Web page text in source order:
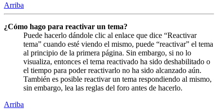
Arriba
¿Cómo hago para reactivar un tema?
Puede hacerlo dándole clic al enlace que dice “Reactivar
tema” cuando esté viendo el mismo, puede “reactivar” el tema
al principio de la primera página. Sin embargo, si no lo
visualiza, entonces el tema reactivado ha sido deshabilitado o
el tiempo para poder reactivarlo no ha sido alcanzado aún.
También es posible reactivar un tema respondiendo al mismo,
sin embargo, lea las reglas del foro antes de hacerlo.
Arriba